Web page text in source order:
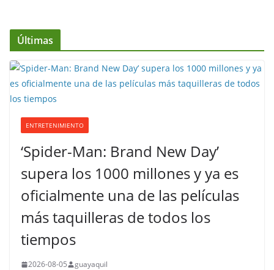
Últimas
ENTRETENIMIENTO
‘Spider-Man: Brand New Day’
supera los 1000 millones y ya es
oficialmente una de las películas
más taquilleras de todos los
tiempos
2026-08-05 guayaquil